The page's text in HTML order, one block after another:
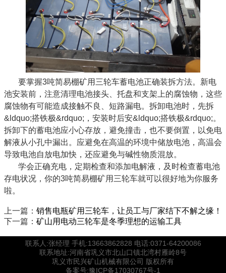
要掌握3吨简易棚矿用三轮车蓄电池正确装拆方法。新电
池安装前，注意清理电池接头、托盘和支架上的腐蚀物，这些
腐蚀物有可能造成接触不良、短路漏电。拆卸电池时，先拆
&ldquo;搭铁极&rdquo;，安装时后安&ldquo;搭铁极&rdquo;。
拆卸下的蓄电池应小心存放，避免撞击，也不要倒置，以免电
解液从小孔中漏出。应避免在高温的环境中储放电池，高温会
导致电池自放电加快，还应避免与碱性物质混放。
学会正确充电，定期检查和添加电解液，及时检查蓄电池
存电状况，你的3吨简易棚矿用三轮车就可以很好地为你服务
啦。
上一篇： 销售电瓶矿用三轮车，让员工与厂家结下不解之缘！
下一篇： 矿山用电动三轮车是冬季理想的运输工具
联系人:张经理 手机:13663862828 电话:0371-64200086
联系地址:河南省巩义市北山口镇北湾村雁岭8号
巩义市民兴矿山机械有限公司 版权所有
备案号:豫ICP备17030767号-1